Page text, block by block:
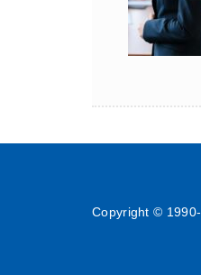
Copyright © 1990-